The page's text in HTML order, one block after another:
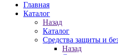
Главная
Каталог
Назад
Каталог
Средства защиты и
Назад